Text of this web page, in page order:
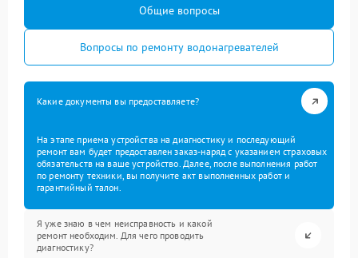
Общие вопросы
Вопросы по ремонту водонагревателей
Какие документы вы предоставляете?
На этапе приема устройства на диагностику и последующий
ремонт вам будет предоставлен заказ-наряд с указанием страховых
обязательств на ваше устройство. Далее, после выполнения работ
по ремонту техники, вы получите акт выполненных работ и
гарантийный талон.
Я уже знаю в чем неисправность и какой
ремонт необходим. Для чего проводить
диагностику?